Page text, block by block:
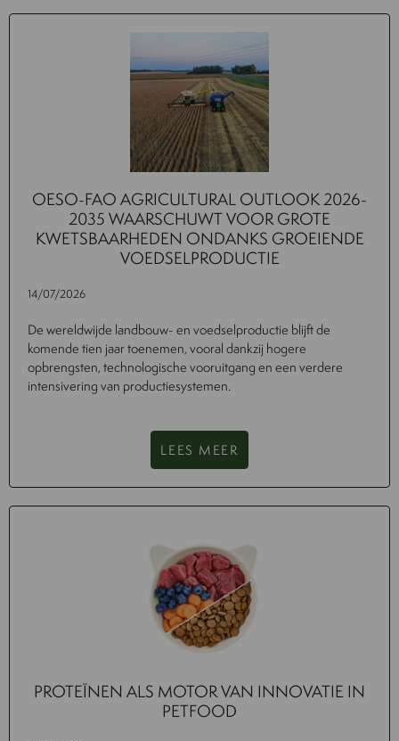
OESO-FAO AGRICULTURAL OUTLOOK 2026-
2035 WAARSCHUWT VOOR GROTE
KWETSBAARHEDEN ONDANKS GROEIENDE
VOEDSELPRODUCTIE
14/07/2026
De wereldwijde landbouw- en voedselproductie blijft de
komende tien jaar toenemen, vooral dankzij hogere
opbrengsten, technologische vooruitgang en een verdere
intensivering van productiesystemen.
LEES MEER
PROTEÏNEN ALS MOTOR VAN INNOVATIE IN
PETFOOD